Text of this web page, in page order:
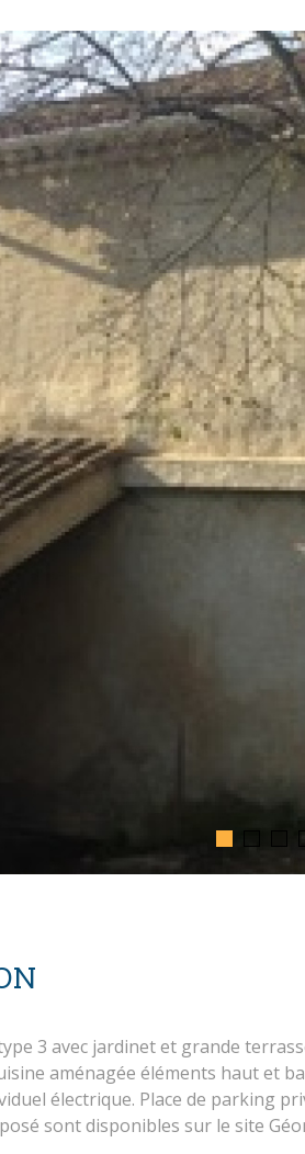
3 avec jardinet et grande
aménagée éléments haut et
électrique. Place de parking
sont disponibles sur le site